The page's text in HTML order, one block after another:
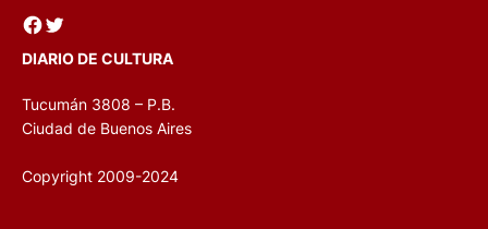
Facebook Twitter
DIARIO DE CULTURA
Tucumán 3808 – P.B.
Ciudad de Buenos Aires
Copyright 2009-2024